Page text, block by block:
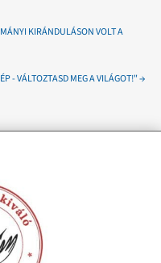
KIRÁNDULÁSON VOLT A
- VÁLTOZTASD MEG A VILÁGOT!"→